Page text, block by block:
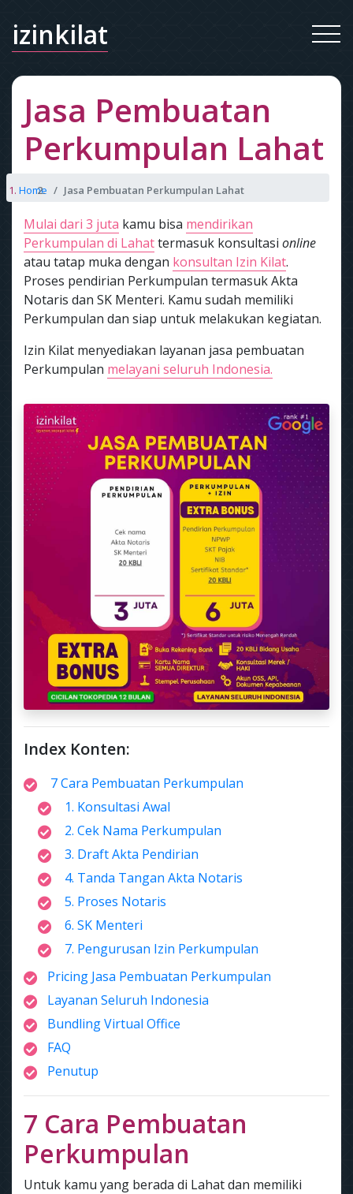
izinkilat
Jasa Pembuatan
Perkumpulan Lahat
Home Jasa Pembuatan Perkumpulan Lahat
Mulai dari 3 juta kamu bisa mendirikan
Perkumpulan di Lahattermasuk konsultasi online
atau tatap muka dengan konsultan Izin Kilat.
Proses pendirian Perkumpulan termasuk Akta
Notaris dan SK Menteri. Kamu sudah memiliki
Perkumpulan dan siap untuk melakukan kegiatan.
Izin Kilat menyediakan layanan jasa pembuatan
Perkumpulan melayani seluruh Indonesia.
Index Konten:
7 Cara Pembuatan Perkumpulan
1. Konsultasi Awal
2. Cek Nama Perkumpulan
3. Draft Akta Pendirian
4. Tanda Tangan Akta Notaris
5. Proses Notaris
6. SK Menteri
7. Pengurusan Izin Perkumpulan
Pricing Jasa Pembuatan Perkumpulan
Layanan Seluruh Indonesia
Bundling Virtual Office
FAQ
Penutup
7 Cara Pembuatan
Perkumpulan
Untuk kamu yang berada di Lahat dan memiliki